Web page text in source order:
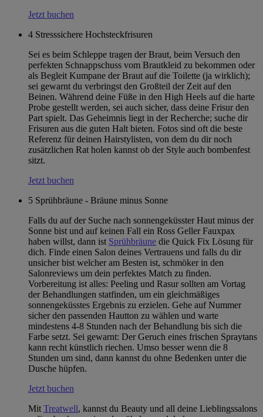
Jetzt buchen
4 Stresssichere Hochsteckfrisuren
Sei es beim Schleppe tragen der Braut, beim Versuch den
perfekten Schnappschuss vom Brautkleid zu bekommen oder
als Begleit Kumpane der Braut auf die Toilette (ja wirklich);
sei gewarnt du verbringst den Großteil der Zeit auf den
Beinen. Während deine Füße in den High Heels auf die harte
Probe gestellt werden, sei auch sicher, dass deine Frisur den
Part spielt. Das Geheimnis liegt in der Recherche; suche dir
Frisuren aus die guten Halt bieten. Fotos sind oft die beste
Referenz für deinen Hairstylisten, von dem du dir noch
zusätzlichen Rat holen kannst ob der Style auch bombenfest
sitzt.
Jetzt buchen
5 Sprühbräune - Bräune minus Sonne
Falls du auf der Suche nach sonnengeküsster Haut minus der
Sonne bist und auf keinen Fall ein Ross Geller Fauxpax
haben willst, dann ist Sprühbräune die Quick Fix Lösung für
dich. Finde einen Salon deines Vertrauens und falls du dir
unsicher bist welcher am Besten ist, schmöker in den
Salonreviews um dein perfektes Match zu finden.
Vorbereitung ist alles: Peeling und Rasur sollten am Vortag
der Behandlungen statfinden, um ein gleichmäßiges
sonnengeküsstes Ergebnis zu erzielen. Gehe auf Nummer
sicher den passenden Hautton zu wählen und warte
mindestens 4-8 Stunden nach der Behandlung bis sich die
Farbe setzt. Sei gewarnt: Der Geruch eines frischen Spraytans
kann recht künstlich riechen. Umso besser wenn die 8
Stunden um sind, dann kannst du ohne Bedenken unter die
Dusche hüpfen.
Jetzt buchen
Mit Treatwell, kannst du Beauty und all deine Lieblingssalons